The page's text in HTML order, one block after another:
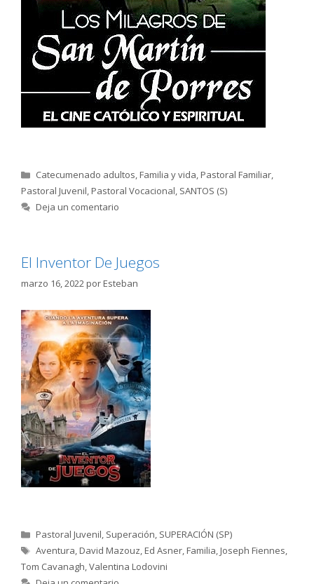
Categorías
Catecumenado adultos,Familia y vida,Pastoral Familiar,
Pastoral Juvenil,Pastoral Vocacional, SANTOS (S)
Deja un comentario
El Inventor De Juegos
marzo 16, 2022porEsteban
Categorías
Pastoral Juvenil, Superación, SUPERACIÓN (SP)
Etiquetas
Aventura,David Mazouz,Ed Asner,Familia,Joseph Fiennes,
Tom Cavanagh,Valentina Lodovini